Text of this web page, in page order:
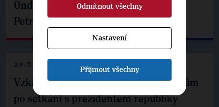
Ondřej Havel jednal s prezidentem
Petrem Pavlem
29.7.2026
Vzkaz Matěje Ondřeje Havla příznivcům
po setkání s prezidentem republiky
Odmítnout všechny
Nastavení
Přijmout všechny